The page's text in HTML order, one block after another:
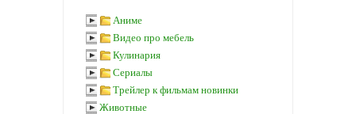
Аниме
Видео про мебель
Кулинария
Сериалы
Трейлер к фильмам новинки
Животные